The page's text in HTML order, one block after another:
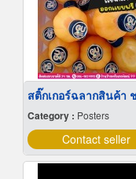
สติ๊กเกอร์ฉลากสินค้า
Category : Posters
Contact seller